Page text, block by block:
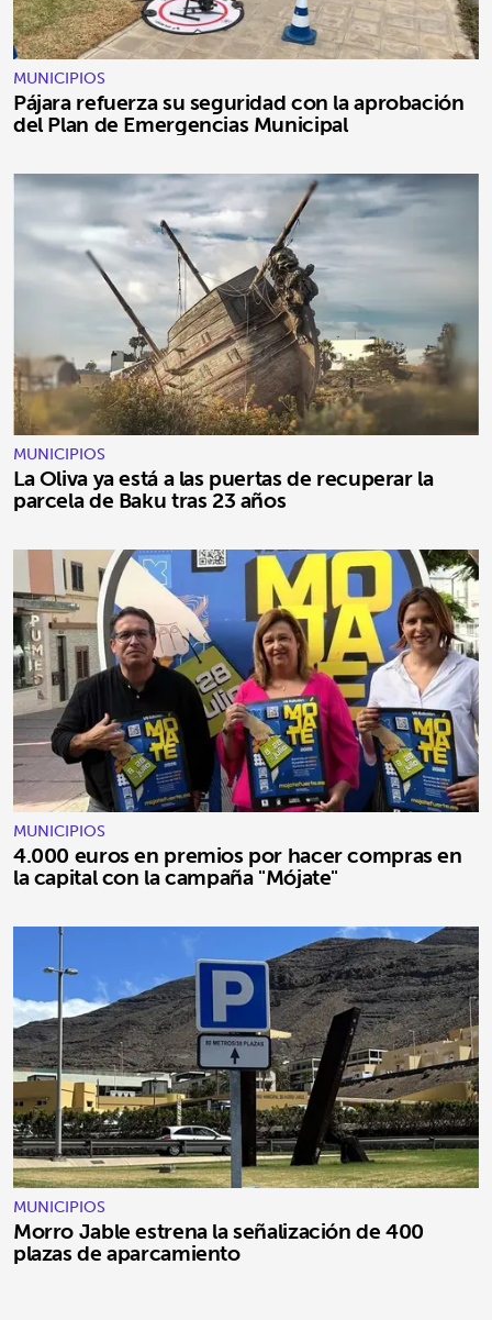
MUNICIPIOS
Pájara refuerza su seguridad con la aprobación
del Plan de Emergencias Municipal
MUNICIPIOS
La Oliva ya está a las puertas de recuperar la
parcela de Baku tras 23 años
MUNICIPIOS
4.000 euros en premios por hacer compras en
la capital con la campaña "Mójate"
MUNICIPIOS
Morro Jable estrena la señalización de 400
plazas de aparcamiento